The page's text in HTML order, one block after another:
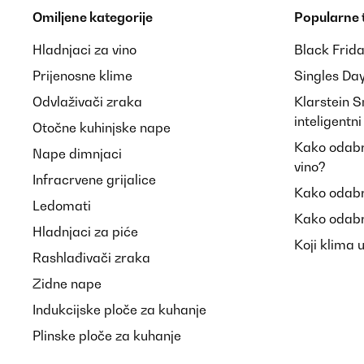
Amazon-Benutzer
27/12/2022
Preis Leistung gerechtfertigt.Pünktliche Lieferung.
Amazon-Benutzer
Ich liebe es Musik auf Platte zu hören. Der
beschweren.
Omiljene kategorije
Hladnjaci za vino
Prijenosne klime
Odvlaživači zraka
Otočne kuhinjske nape
Nape dimnjaci
Infracrvene grijalice
Ledomati
Hladnjaci za piće
Rashlađivači zraka
Zidne nape
Indukcijske ploče za kuhanje
Plinske ploče za kuhanje
Popularne
Black
Singles
Klarstein
Kako
vino?
Kako
Kako
Koji klima